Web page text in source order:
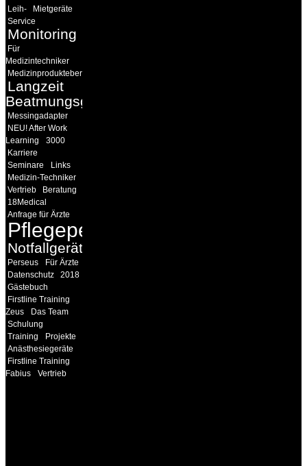
Leih-
Mietgeräte
Service
Monitoring
Für
Medizintechniker
Medizinprodukteberater
Langzeit
Beatmungsgeräte
Messingadapter
NEU! After Work
Learning
3000
Karriere
Seminare
Links
Medizin-Techniker
Vertrieb
Beratung
18Medical
Anfrage für Ärzte
Pflegepersonal
Notfallgeräte
Perseus
Für Ärzte
Datenschutz
2018
Gästebuch
Firstline Training
Zeus
Das Team
Schulung
Training
Projekte
Anästhesiegeräte
Firstline Training
Fabius
Vertrieb